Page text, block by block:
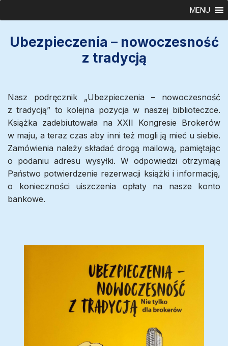
do
MENU
Ubezpieczenia – nowoczesność
z tradycją
Nasz podręcznik „Ubezpieczenia – nowoczesność
z tradycją” to kolejna pozycja w naszej biblioteczce.
Książka zadebiutowała na XXII Kongresie Brokerów
w maju, a teraz czas aby inni też mogli ją mieć u siebie.
Zamówienia należy składać drogą mailową, pamiętając
o podaniu adresu wysyłki. W odpowiedzi otrzymają
Państwo potwierdzenie rezerwacji książki i informację,
o konieczności uiszczenia opłaty na nasze konto
bankowe.